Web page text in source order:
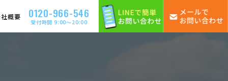
概要 0120-966-546
受付時間 9:00〜20:00